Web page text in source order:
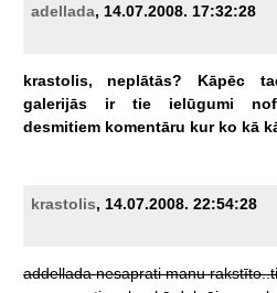
adellada, 14.07.2008. 17:32:28
krastolis, neplātās? Kāpēc
galerijās
ir tie ielūgumi
desmitiem komentāru kur ko kā
krastolis, 14.07.2008. 22:54:28
addellada nesaprati manu